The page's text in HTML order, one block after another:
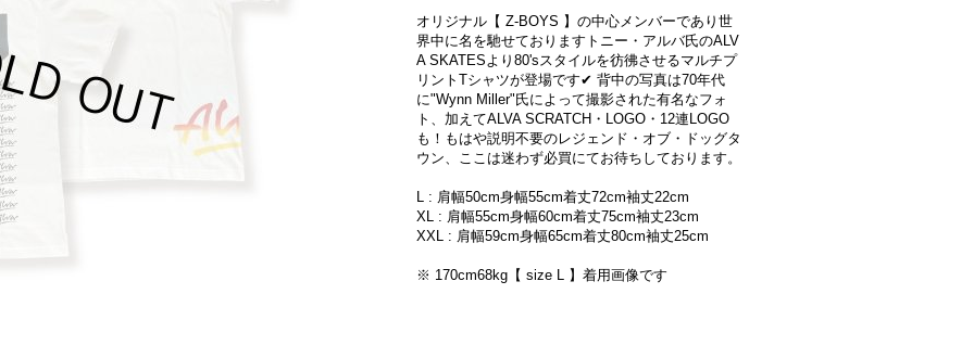
オリジナル【 Z-BOYS 】の中心メンバーであり世
界中に名を馳せておりますトニー・アルバ氏のALV
A SKATESより80'sスタイルを彷彿させるマルチプ
リントTシャツが登場です✔︎ 背中の写真は70年代
に"Wynn Miller"氏によって撮影された有名なフォ
ト、加えてALVA SCRATCH・LOGO・12連LOGO
も！もはや説明不要のレジェンド・オブ・ドッグタ
ウン、ここは迷わず必買にてお待ちしております。
L : 肩幅50cm身幅55cm着丈72cm袖丈22cm
XL : 肩幅55cm身幅60cm着丈75cm袖丈23cm
XXL : 肩幅59cm身幅65cm着丈80cm袖丈25cm
※ 170cm68kg【 size L 】着用画像です